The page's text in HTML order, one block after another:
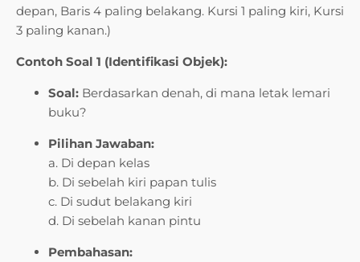
depan, Baris 4 paling belakang. Kursi 1 paling kiri, Kursi
3 paling kanan.)
Contoh Soal 1 (Identifikasi Objek):
Soal: Berdasarkan denah, di mana letak lemari
buku?
Pilihan Jawaban:
a. Di depan kelas
b. Di sebelah kiri papan tulis
c. Di sudut belakang kiri
d. Di sebelah kanan pintu
Pembahasan: